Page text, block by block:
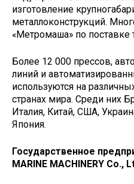
изготовление
металлоконструкций.
«Метромаша» по поставке
Более 12 000 прессов,
линий и
используются на
странах мира. Среди них
Италия, Китай, США,
Япония.
Государственное
MARINE MACHINERY Co.,